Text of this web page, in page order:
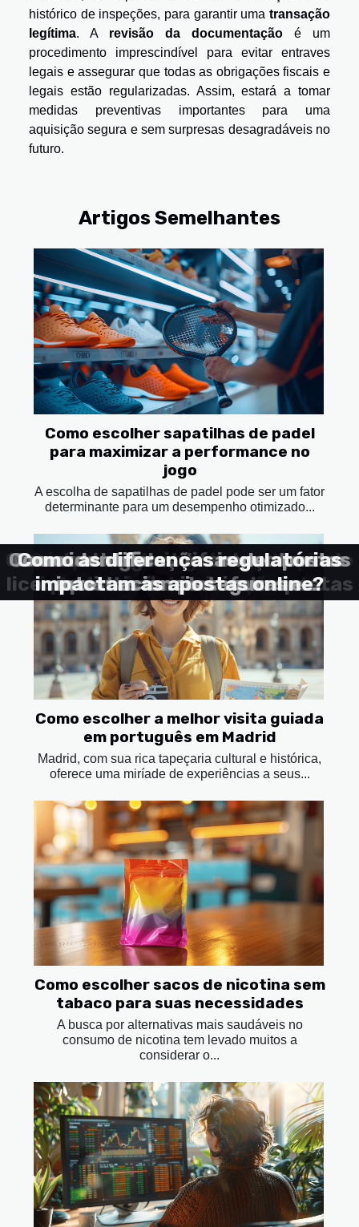
histórico de inspeções, para garantir uma transação
legítima. A revisão da documentação é um
procedimento imprescindível para evitar entraves
legais e assegurar que todas as obrigações fiscais e
legais estão regularizadas. Assim, estará a tomar
medidas preventivas importantes para uma
aquisição segura e sem surpresas desagradáveis no
futuro.
Artigos Semelhantes
Como escolher sapatilhas de padel
para maximizar a performance no
jogo
A escolha de sapatilhas de padel pode ser um fator
determinante para um desempenho otimizado...
Como escolher a melhor visita guiada
em português em Madrid
Madrid, com sua rica tapeçaria cultural e histórica,
oferece uma miríade de experiências a seus...
Como escolher sacos de nicotina sem
tabaco para suas necessidades
A busca por alternativas mais saudáveis no
consumo de nicotina tem levado muitos a
considerar o...
O impacto da regulamentação
internacional nas opções de
apostas disponíveis para
brasileiros
Quando os algoritmos das casas de
apostas influenciam as suas
decisões sem que você se
aperceba
Desvendando as diferenças entre
licenças internacionais de apostas
Como as legislações impactam as
apostas em plataformas
internacionais?
Como identificar casas de apostas
internacionais seguras e
confiáveis?
Como as diferenças regulatórias
impactam as apostas online?